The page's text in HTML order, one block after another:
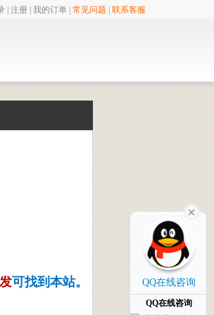
注册 我的订单 常见问题 联系客服
可找到本站。 QQ在线咨询
QQ在线咨询